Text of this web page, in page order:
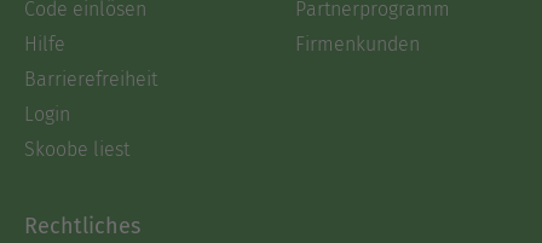
Code einlösen
Hilfe
Barrierefreiheit
Login
Skoobe liest
Partnerprogramm
Firmenkunden
Rechtliches